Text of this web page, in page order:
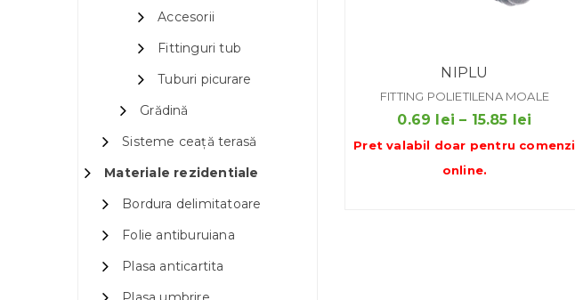
Accesorii
Fittinguri tub
Tuburi picurare
Grădină
Sisteme ceață terasă
Materiale rezidentiale
Bordura delimitatoare
Folie antiburuiana
Plasa anticartita
NIPLU
FITTING POLIETILENA MOALE
0.69 lei – 15.85 lei
de
Pret valabil doar pentru comenzi
online.